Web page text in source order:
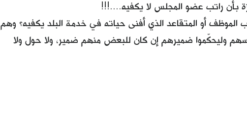
بأن راتب عضو المجلس لا يكفيه....!!!
أو المتقاعد الذي أفنى حياته في خدمة البلد يكفيه؟ وهم
وليحكّموا ضميرهم إن كان للبعض منهم ضمير، ولا حول ولا